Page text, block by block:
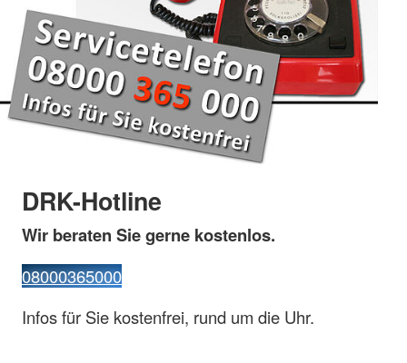
DRK-Hotline
Wir beraten Sie gerne kostenlos.
08000365000
Infos für Sie kostenfrei, rund um die Uhr.